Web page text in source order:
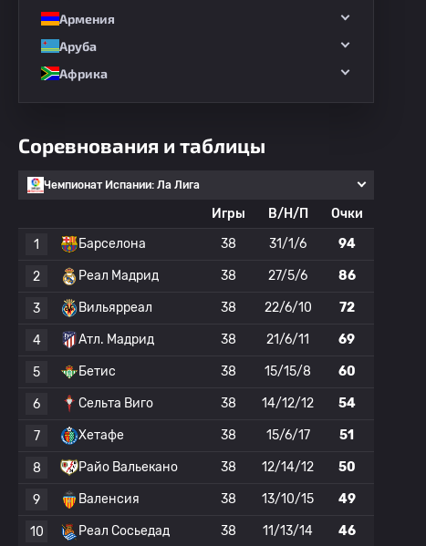
Армения
Аруба
Африка
Соревнования и таблицы
Чемпионат Испании: Ла Лига
Игры В/Н/П
Очки
1
Барселона 38 31/1/6 94
2 Реал Мадрид 38 27/5/6 86
3 Вильярреал 38 22/6/10 72
4 Атл. Мадрид 38 21/6/11 69
5 Бетис 38 15/15/8 60
6 Сельта Виго 38 14/12/12 54
7 Хетафе 38 15/6/17 51
8 Райо Вальекано 38 12/14/12 50
9 Валенсия 38 13/10/15 49
10 Реал Сосьедад 38 11/13/14 46